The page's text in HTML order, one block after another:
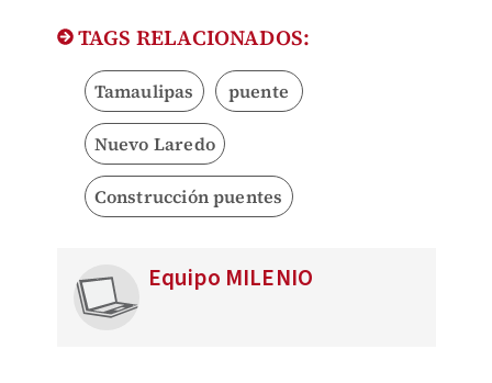
TAGS RELACIONADOS:
Tamaulipas puente
Nuevo Laredo
Construcción puentes
Equipo MILENIO